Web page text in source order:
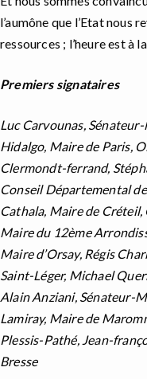
l’aumône que l’Etat nous
ressources ; l’heure est à
Premiers signataires
Luc Carvounas,
Hidalgo, Maire de Paris,
Clermondt-ferrand,
Conseil Départemental
Cathala, Maire de
Maire du 12ème
Maire d’Orsay, Régis
Saint-Léger, Michael
Alain Anziani, Sénateur-
Lamiray, Maire de
Plessis-Pathé, Jean-
Bresse